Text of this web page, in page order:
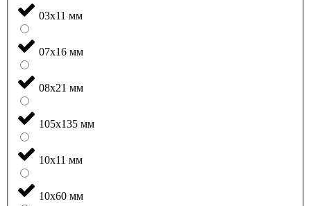
03x11 мм
07x16 мм
08x21 мм
105x135 мм
10x11 мм
10x60 мм